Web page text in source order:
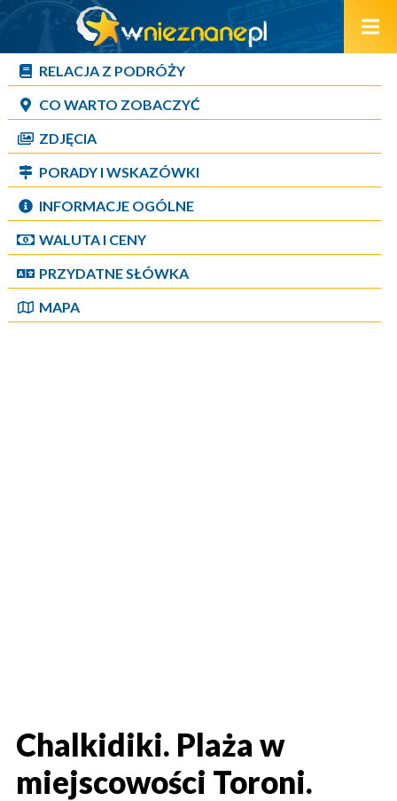
RELACJA Z PODRÓŻY
CO WARTO ZOBACZYĆ
ZDJĘCIA
PORADY I WSKAZÓWKI
INFORMACJE OGÓLNE
WALUTA I CENY
PRZYDATNE SŁÓWKA
MAPA
Chalkidiki. Plaża w
miejscowości Toroni.